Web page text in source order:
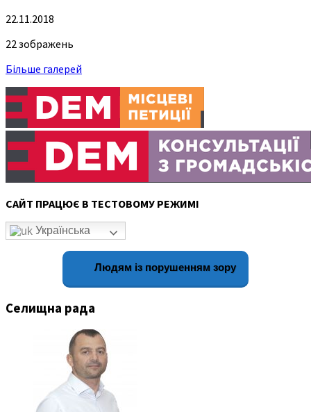
22.11.2018
22 зображень
Більше галерей
САЙТ ПРАЦЮЄ В ТЕСТОВОМУ РЕЖИМІ
Українська
Людям із порушенням зору
Селищна рада